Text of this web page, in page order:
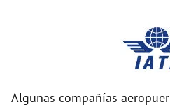
Algunas compañías